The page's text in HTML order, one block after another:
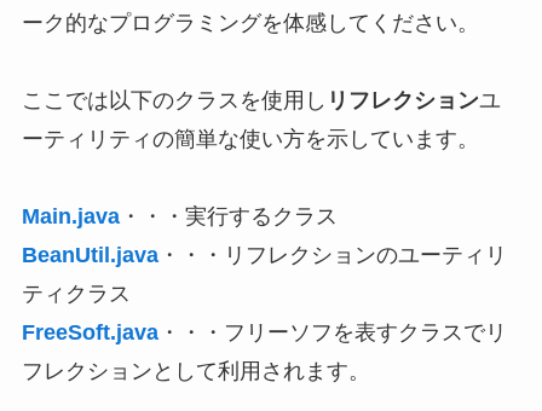
ーク的なプログラミングを体感してください。
ここでは以下のクラスを使用し リフレクションユ
ーティリティの簡単な使い方を示しています。
Main.java・・・実行するクラス
BeanUtil.java・・・リフレクションのユーティリ
ティクラス
FreeSoft.java・・・フリーソフを表すクラスでリ
フレクションとして利用されます。